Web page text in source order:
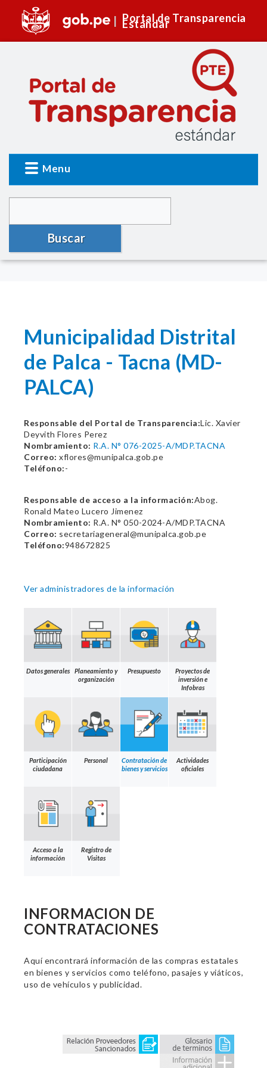
Portal de Transparencia
Estándar
Menu
Buscar
Municipalidad Distrital
de Palca - Tacna (MD-
PALCA)
Responsable del Portal de Transparencia:Lic. Xavier
Deyvith Flores Perez
Nombramiento: R.A. N° 076-2025-A/MDP.TACNA
Correo: xflores@munipalca.gob.pe
Teléfono:-
Responsable de acceso a la información:Abog.
Ronald Mateo Lucero Jimenez
Nombramiento: R.A. N° 050-2024-A/MDP.TACNA
Correo: secretariageneral@munipalca.gob.pe
Teléfono:948672825
Ver administradores de la información
Datos generales
Planeamiento y
organización
Presupuesto
Proyectos de
inversión e
Infobras
Participación
ciudadana
Personal
Contratación de
bienes y servicios
Actividades
oficiales
Acceso a la
información
Registro de
Visitas
INFORMACION DE
CONTRATACIONES
Aquí encontrará información de las compras estatales
en bienes y servicios como teléfono, pasajes y viáticos,
uso de vehículos y publicidad.